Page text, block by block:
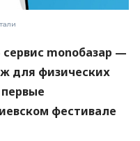
monoбазар —
для физических
фестивале